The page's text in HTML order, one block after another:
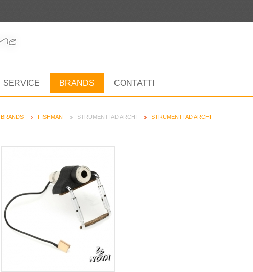
SERVICE BRANDS CONTATTI
BRANDS FISHMAN STRUMENTI AD ARCHI STRUMENTI AD ARCHI